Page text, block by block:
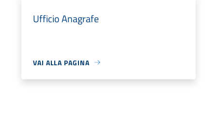
Ufficio Anagrafe
VAI ALLA PAGINA